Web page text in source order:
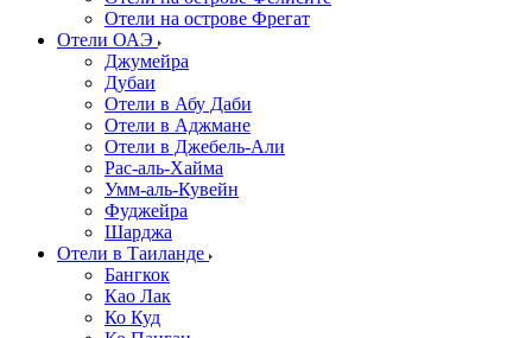
Отели на острове Фрегат
Отели ОАЭ
Джумейра
Дубаи
Отели в Абу Даби
Отели в Аджмане
Отели в Джебель-Али
Рас-аль-Хайма
Умм-аль-Кувейн
Фуджейра
Шарджа
Отели в Таиланде
Бангкок
Као Лак
Ко Куд